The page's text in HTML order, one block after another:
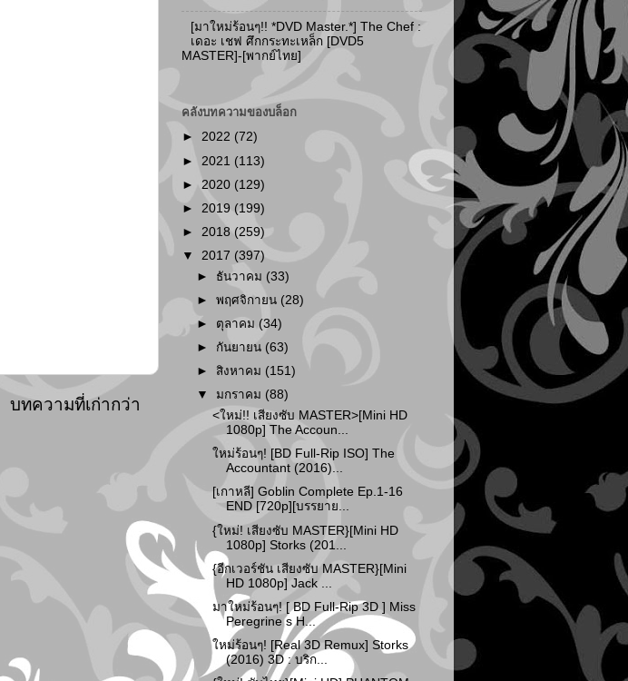
บทความที่เก่ากว่า
[มาใหม่ร้อนๆ!! *DVD Master.*] The Chef :
เดอะ เชฟ ศึกกระทะเหล็ก [DVD5
MASTER]-[พากย์ไทย]
คลังบทความของบล็อก
► 2022 (72)
► 2021 (113)
► 2020 (129)
► 2019 (199)
► 2018 (259)
▼ 2017 (397)
► ธันวาคม (33)
►พฤศจิกายน (28)
► ตุลาคม(34)
► กันยายน (63)
►สิงหาคม (151)
▼มกราคม (88)
<ใหม่!! เสียงซับ MASTER>[Mini HD
1080p] The Accoun...
ใหม่ร้อนๆ! [BD Full-Rip ISO] The
Accountant (2016)...
[เกาหลี] Goblin Complete Ep.1-16
END [720p][บรรยาย...
{ใหม่! เสียงซับ MASTER}[Mini HD
1080p] Storks (201...
{อีกเวอร์ชัน เสียงซับ MASTER}[Mini
HD 1080p] Jack ...
มาใหม่ร้อนๆ! [ BD Full-Rip 3D ] Miss
Peregrine s H...
ใหม่ร้อนๆ! [Real 3D Remux] Storks
(2016) 3D : บริก...